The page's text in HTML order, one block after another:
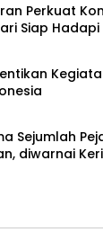
Perkuat
Siap
Sejumlah
diwarnai